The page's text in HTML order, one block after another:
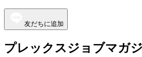
友だちに追加
プレックスジョブマガ